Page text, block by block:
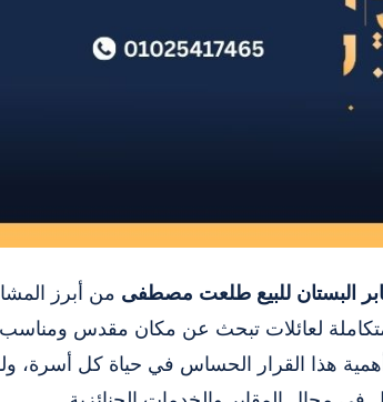
البستان للبيع طلعت مصطفى من أبرز
لعائلات تبحث عن مكان مقدس
هذا القرار الحساس في حياة كل